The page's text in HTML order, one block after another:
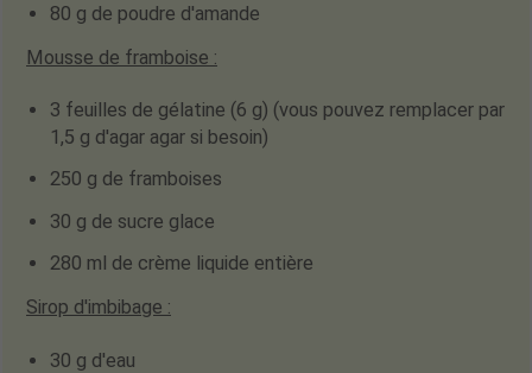
80 g de poudre d'amande
Mousse de framboise :
3 feuilles de gélatine (6 g) (vous pouvez remplacer par
1,5 g d'agar agar si besoin)
250 g de framboises
30 g de sucre glace
280 ml de crème liquide entière
Sirop d'imbibage :
30 g d'eau